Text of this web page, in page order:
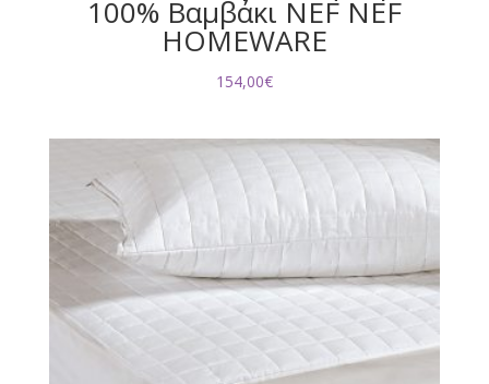
100% Βαμβάκι NEF NEF
HOMEWARE
154,00€